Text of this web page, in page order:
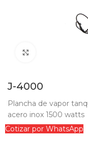
J-4000
Plancha de vapor
acero inox 1500 watts
Cotizar por WhatsApp